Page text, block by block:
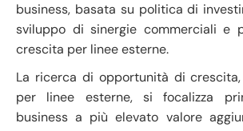
business, basata su politica di
sviluppo di sinergie commerciali e
crescita per linee esterne.
La ricerca di opportunità di
per linee esterne, si focalizza
business a più elevato valore